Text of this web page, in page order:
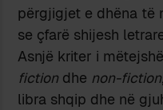
përgjigjet e dhëna të
se çfarë shijesh
Asnjë kriter i
fiction dhe non-fiction
libra shqip dhe në